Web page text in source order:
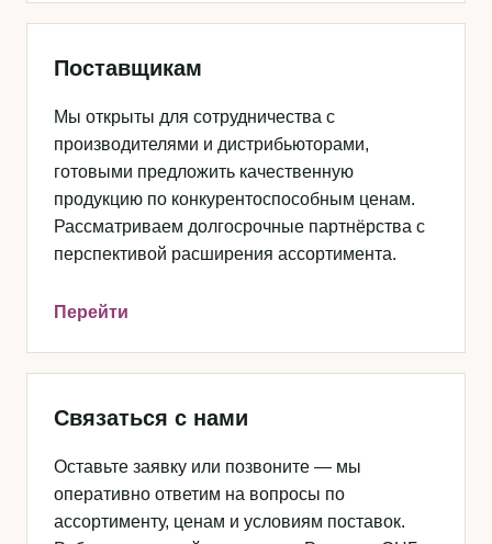
Поставщикам
Мы открыты для сотрудничества с
производителями и дистрибьюторами,
готовыми предложить качественную
продукцию по конкурентоспособным ценам.
Рассматриваем долгосрочные партнёрства с
перспективой расширения ассортимента.
Перейти
Связаться с нами
Оставьте заявку или позвоните — мы
оперативно ответим на вопросы по
ассортименту, ценам и условиям поставок.